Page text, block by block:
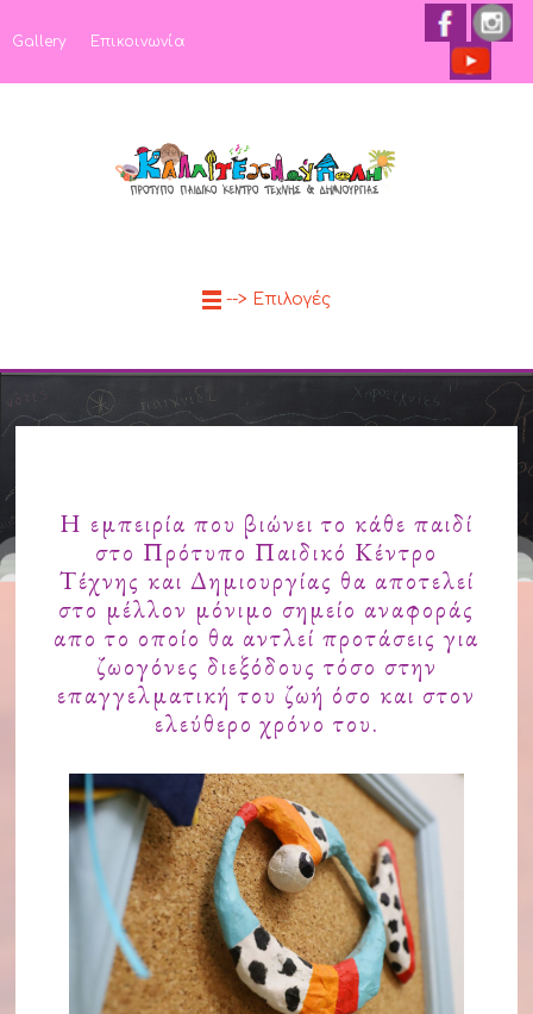
Gallery Επικοινωνία
--> Επιλογές
Η εμπειρία που βιώνει το κάθε παιδί
στο Πρότυπο Παιδικό Κέντρο
Τέχνης και Δημιουργίας θα αποτελεί
στο μέλλον μόνιμο σημείο αναφοράς
απο το οποίο θα αντλεί προτάσεις για
ζωογόνες διεξόδους τόσο στην
επαγγελματική του ζωή όσο και στον
ελεύθερο χρόνο του.